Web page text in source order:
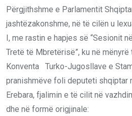
Përgjithshme e Parlamentit
jashtëzakonshme, në të cilën u
I, me rastin e hapjes së “Sesionit
Tretë të Mbretërisë”, ku në
Konventa Turko-Jugosllave e
pranishmëve foli deputeti shqiptar
Erebara, fjalimin e të cilit në
dhe në formë origjinale: